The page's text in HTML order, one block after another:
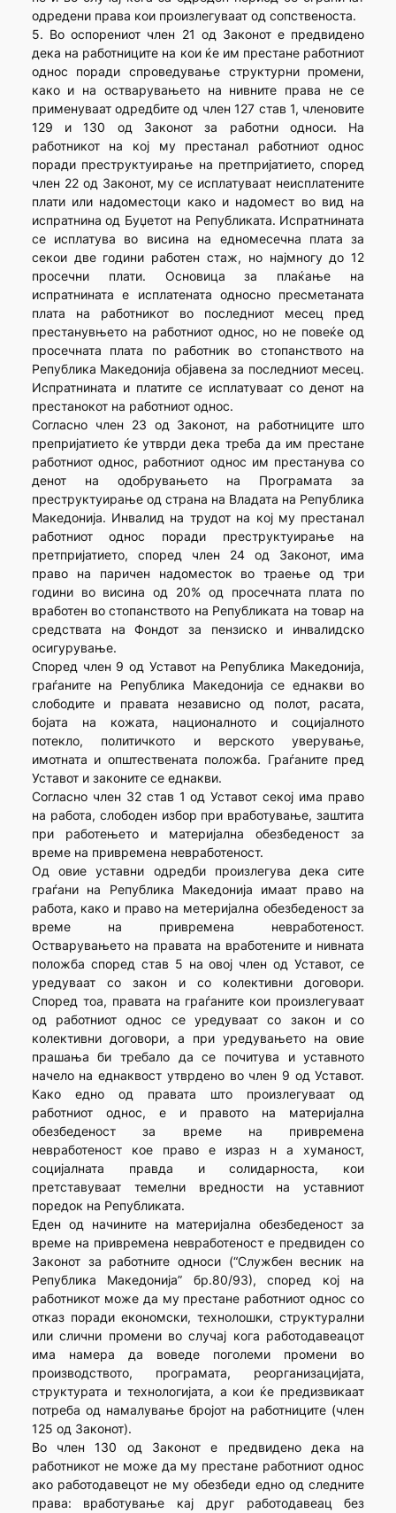
одредени права кои произлегуваат од сопственоста.
5. Во оспорениот член 21 од Законот е предвидено
дека на работниците на кои ќе им престане работниот
однос поради спроведување структурни промени,
како и на остварувањето на нивните права не се
применуваат одредбите од член 127 став 1, членовите
129 и 130 од Законот за работни односи. На
работникот на кој му престанал работниот однос
поради преструктуирање на претпријатието, според
член 22 од Законот, му се исплатуваат неисплатените
плати или надоместоци како и надомест во вид на
испратнина од Буџетот на Републиката. Испратнината
се исплатува во висина на едномесечна плата за
секои две години работен стаж, но најмногу до 12
просечни плати. Основица за плаќање на
испратнината е исплатената односно пресметаната
плата на работникот во последниот месец пред
престанувњето на работниот однос, но не повеќе од
просечната плата по работник во стопанството на
Република Македонија објавена за последниот месец.
Испратнината и платите се исплатуваат со денот на
престанокот на работниот однос.
Согласно член 23 од Законот, на работниците што
препријатието ќе утврди дека треба да им престане
работниот однос, работниот однос им престанува со
денот на одобрувањето на Програмата за
преструктуирање од страна на Владата на Република
Македонија. Инвалид на трудот на кој му престанал
работниот однос поради преструктуирање на
претпријатието, според член 24 од Законот, има
право на паричен надоместок во траење од три
години во висина од 20% од просечната плата по
вработен во стопанството на Републиката на товар на
средствата на Фондот за пензиско и инвалидско
осигурување.
Според член 9 од Уставот на Република Македонија,
граѓаните на Република Македонија се еднакви во
слободите и правата независно од полот, расата,
бојата на кожата, националното и социјалното
потекло, политичкото и верското уверување,
имотната и општествената положба. Граѓаните пред
Уставот и законите се еднакви.
Согласно член 32 став 1 од Уставот секој има право
на работа, слободен избор при вработување, заштита
при работењето и материјална обезбеденост за
време на привремена невработеност.
Од овие уставни одредби произлегува дека сите
граѓани на Република Македонија имаат право на
работа, како и право на метеријална обезбеденост за
време на привремена невработеност.
Остварувањето на правата на вработените и нивната
положба според став 5 на овој член од Уставот, се
уредуваат со закон и со колективни договори.
Според тоа, правата на граѓаните кои произлегуваат
од работниот однос се уредуваат со закон и со
колективни договори, а при уредувањето на овие
прашања би требало да се почитува и уставното
начело на еднаквост утврдено во член 9 од Уставот.
Како едно од правата што произлегуваат од
работниот однос, е и правото на материјална
обезбеденост за време на привремена
невработеност кое право е израз н а хуманост,
социјалната правда и солидарноста, кои
претставуваат темелни вредности на уставниот
поредок на Републиката.
Еден од начините на материјална обезбеденост за
време на привремена невработеност е предвиден со
Законот за работните односи (“Службен весник на
Република Македонија” бр.80/93), според кој на
работникот може да му престане работниот однос со
отказ поради економски, технолошки, структурални
или слични промени во случај кога работодавеацот
има намера да воведе поголеми промени во
производството, програмата, реорганизацијата,
структурата и технологијата, а кои ќе предизвикаат
потреба од намалување бројот на работниците (член
125 од Законот).
Во член 130 од Законот е предвидено дека на
работникот не може да му престане работниот однос
ако работодавецот не му обезбеди едно од следните
права: вработување кај друг работодавеац без